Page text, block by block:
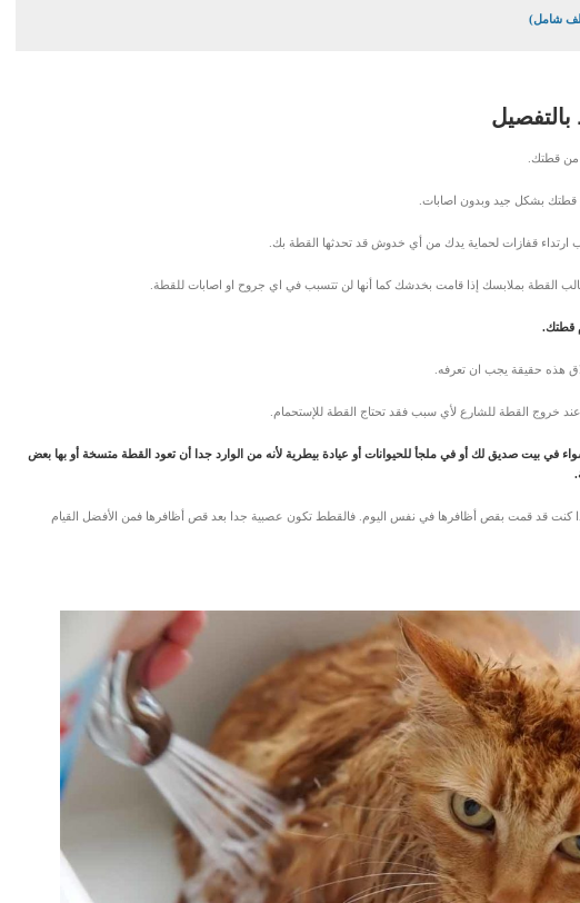
شامل)
من قطتك.
بشكل جيد وبدون اصابات.
ارتداء قفازات لحماية يدك من أي خدوش قد تحدثها القطة بك.
القطة بملابسك إذا قامت بخدشك كما أنها لن تتسبب في اي جروح او اصابات للقطة.
قطتك.
هذه حقيقة يجب ان تعرفه.
خروج القطة للشارع لأي سبب فقد تحتاج القطة للإستحمام.
في بيت صديق لك أو في ملجأ للحيوانات أو عيادة بيطرية لأنه من الوارد جدا أن تعود القطة متسخة أو بها بعض
كنت قد قمت بقص أظافرها في نفس اليوم. فالقطط تكون عصبية جدا بعد قص أظافرها فمن الأفضل القيام